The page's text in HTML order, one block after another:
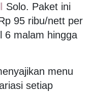
Solo. Paket ini
95 ribu/nett per
6 malam hingga
menu
setiap